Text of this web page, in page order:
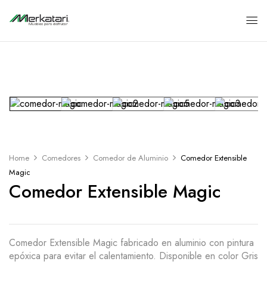
Home Comedores Comedor de Aluminio
Comedor Extensible
Magic
Comedor Extensible Magic
Comedor Extensible Magic fabricado en aluminio con pintura
epóxica para evitar el calentamiento. Disponible en color Gris